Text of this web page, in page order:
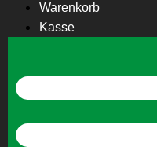
Warenkorb
Kasse